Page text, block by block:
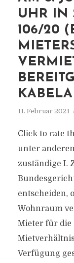
UHR IN
106/20
11. Februar 2021
Click to rate
unter
zuständige I.
entscheiden,
Wohnraum
Mieter für die
Verfügung